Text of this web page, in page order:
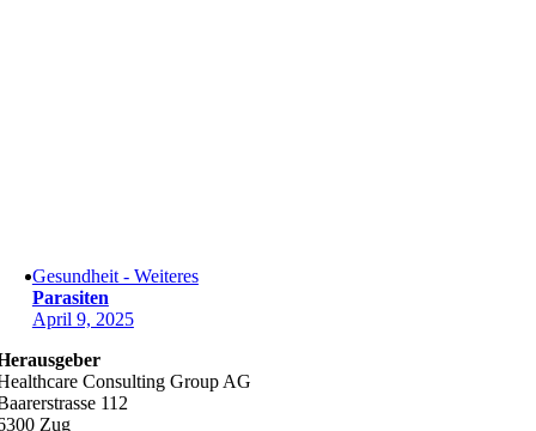
Gesundheit - Weiteres
Parasiten
April 9, 2025
Consulting Group AG
112
Zug